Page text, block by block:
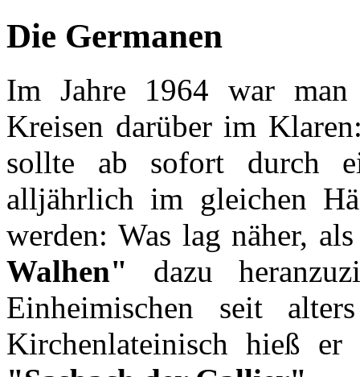
Die Germanen
Im Jahre 1964 war man
Kreisen darüber im
sollte ab sofort durch
alljährlich im gleichen
werden: Was lag näher,
Walhen" dazu
Einheimischen seit
Kirchenlateinisch hieß er